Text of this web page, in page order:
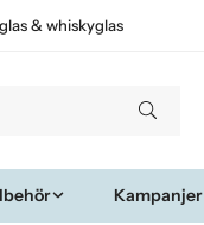
& whiskyglas
Kampanjer